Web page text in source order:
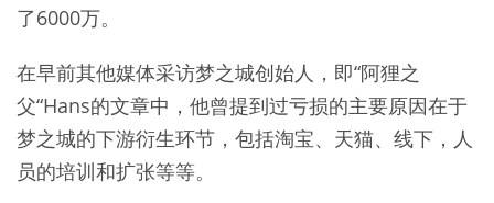
了6000万。
在早前其他媒体采访梦之城创始人，即“阿狸之
父“Hans的文章中，他曾提到过亏损的主要原因在于
梦之城的下游衍生环节，包括淘宝、天猫、线下，人
员的培训和扩张等等。